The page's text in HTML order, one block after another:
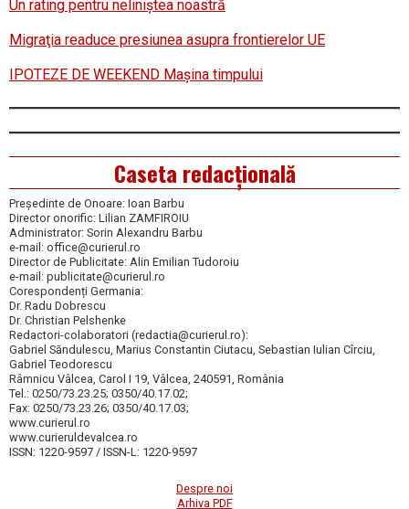
Un rating pentru neliniştea noastră
Migraţia readuce presiunea asupra frontierelor UE
IPOTEZE DE WEEKEND Maşina timpului
Caseta redacțională
Președinte de Onoare: Ioan Barbu
Director onorific: Lilian ZAMFIROIU
Administrator: Sorin Alexandru Barbu
e-mail: office@curierul.ro
Director de Publicitate: Alin Emilian Tudoroiu
e-mail: publicitate@curierul.ro
Corespondenți Germania:
Dr. Radu Dobrescu
Dr. Christian Pelshenke
Redactori-colaboratori (redactia@curierul.ro):
Gabriel Săndulescu, Marius Constantin Ciutacu, Sebastian Iulian Cîrciu,
Gabriel Teodorescu
Râmnicu Vâlcea, Carol I 19, Vâlcea, 240591, România
Tel.: 0250/73.23.25; 0350/40.17.02;
Fax: 0250/73.23.26; 0350/40.17.03;
www.curierul.ro
www.curieruldevalcea.ro
ISSN: 1220-9597 / ISSN-L: 1220-9597
Despre noi
Arhiva PDF